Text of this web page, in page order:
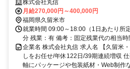
お客様の事業を支援しております。2028
に向け人事部門を強化、現在の評価制度の
株式会社丸信
月給270,000円～400,000円
福岡県久留米市
就業時間 09:00～18:00（1日あたり所
分 残業：有 備考：固定残業代の相当時
企業名 株式会社丸信 求人名 【久留米
しをお任せ/年休122日/39期連続増収
軸にパッケージや包装紙材・Web制作